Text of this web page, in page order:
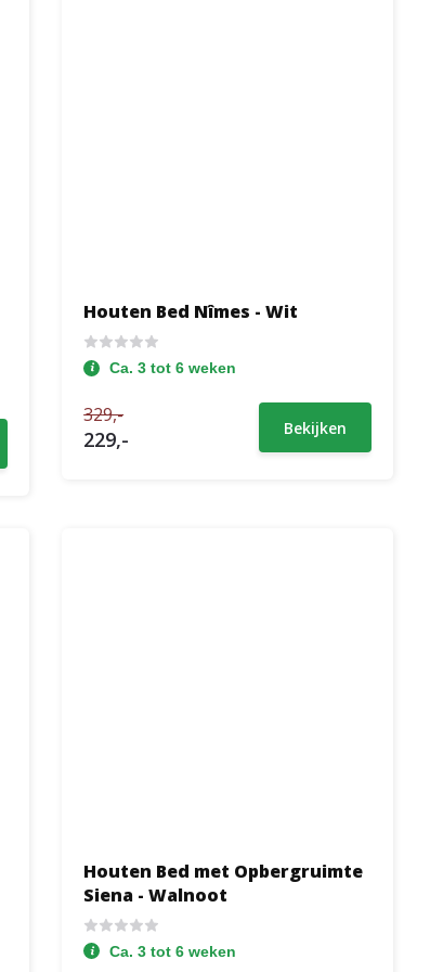
Houten Bed Nîmes - Wit
Ca. 3 tot 6 weken
329,-
229,- Bekijken
Houten Bed met Opbergruimte
Siena - Walnoot
Ca. 3 tot 6 weken